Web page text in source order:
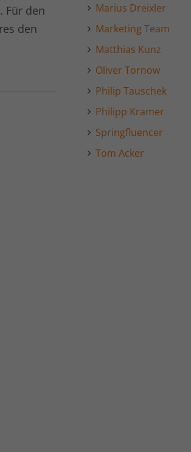
Für den
den
Marius Dreixler
Marketing Team
Matthias Kunz
Oliver Tornow
Philip Tauschek
Philipp Kramer
Springfluencer
Tom Acker